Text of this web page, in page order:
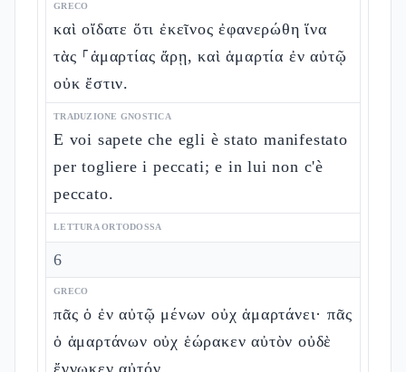
GRECO
καὶ οἴδατε ὅτι ἐκεῖνος ἐφανερώθη ἵνα
τὰς ⸀ἁμαρτίας ἄρῃ, καὶ ἁμαρτία ἐν αὐτῷ
οὐκ ἔστιν.
TRADUZIONE GNOSTICA
E voi sapete che egli è stato manifestato
per togliere i peccati; e in lui non c'è
peccato.
LETTURA ORTODOSSA
6
GRECO
πᾶς ὁ ἐν αὐτῷ μένων οὐχ ἁμαρτάνει· πᾶς
ὁ ἁμαρτάνων οὐχ ἑώρακεν αὐτὸν οὐδὲ
ἔγνωκεν αὐτόν.